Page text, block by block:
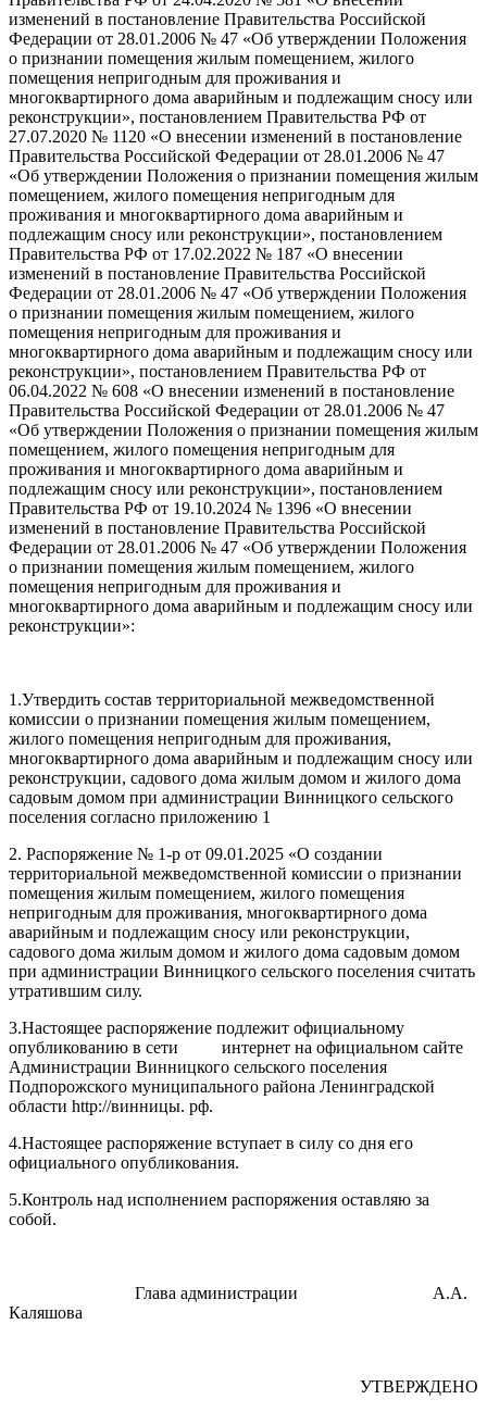
изменений в постановление Правительства Российской
Федерации от 28.01.2006 № 47 «Об утверждении Положения
о признании помещения жилым помещением, жилого
помещения непригодным для проживания и
многоквартирного дома аварийным и подлежащим сносу или
реконструкции», постановлением Правительства РФ от
27.07.2020 № 1120 «О внесении изменений в постановление
Правительства Российской Федерации от 28.01.2006 № 47
«Об утверждении Положения о признании помещения жилым
помещением, жилого помещения непригодным для
проживания и многоквартирного дома аварийным и
подлежащим сносу или реконструкции», постановлением
Правительства РФ от 17.02.2022 № 187 «О внесении
изменений в постановление Правительства Российской
Федерации от 28.01.2006 № 47 «Об утверждении Положения
о признании помещения жилым помещением, жилого
помещения непригодным для проживания и
многоквартирного дома аварийным и подлежащим сносу или
реконструкции», постановлением Правительства РФ от
06.04.2022 № 608 «О внесении изменений в постановление
Правительства Российской Федерации от 28.01.2006 № 47
«Об утверждении Положения о признании помещения жилым
помещением, жилого помещения непригодным для
проживания и многоквартирного дома аварийным и
подлежащим сносу или реконструкции», постановлением
Правительства РФ от 19.10.2024 № 1396 «О внесении
изменений в постановление Правительства Российской
Федерации от 28.01.2006 № 47 «Об утверждении Положения
о признании помещения жилым помещением, жилого
помещения непригодным для проживания и
многоквартирного дома аварийным и подлежащим сносу или
реконструкции»:
1.Утвердить состав территориальной межведомственной
комиссии о признании помещения жилым помещением,
жилого помещения непригодным для проживания,
многоквартирного дома аварийным и подлежащим сносу или
реконструкции, садового дома жилым домом и жилого дома
садовым домом при администрации Винницкого сельского
поселения согласно приложению 1
2. Распоряжение № 1-р от 09.01.2025 «О создании
территориальной межведомственной комиссии о признании
помещения жилым помещением, жилого помещения
непригодным для проживания, многоквартирного дома
аварийным и подлежащим сносу или реконструкции,
садового дома жилым домом и жилого дома садовым домом
при администрации Винницкого сельского поселения считать
утратившим силу.
3.Настоящее распоряжение подлежит официальному
опубликованию в сети интернет на официальном сайте
Администрации Винницкого сельского поселения
Подпорожского муниципального района Ленинградской
области http://винницы. рф.
4.Настоящее распоряжение вступает в силу со дня его
официального опубликования.
5.Контроль над исполнением распоряжения оставляю за
собой.
Глава администрации А.А.
Каляшова
УТВЕРЖДЕНО